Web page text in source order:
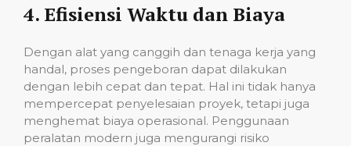
4. Efisiensi Waktu dan Biaya
Dengan alat yang canggih dan tenaga kerja yang
handal, proses pengeboran dapat dilakukan
dengan lebih cepat dan tepat. Hal ini tidak hanya
mempercepat penyelesaian proyek, tetapi juga
menghemat biaya operasional. Penggunaan
peralatan modern juga mengurangi risiko